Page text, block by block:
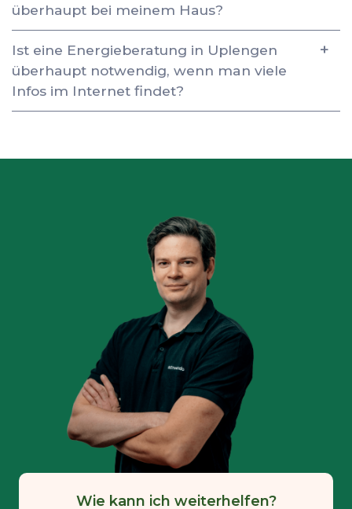
überhaupt bei meinem Haus?
Ist eine Energieberatung in Uplengen
überhaupt notwendig, wenn man viele
Infos im Internet findet?
Wie kann ich weiterhelfen?